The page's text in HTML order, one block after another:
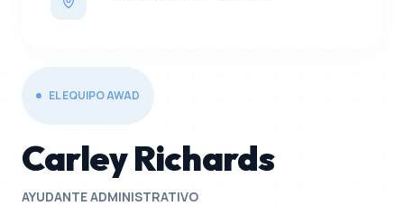
EL EQUIPO AWAD
Carley Richards
AYUDANTE ADMINISTRATIVO